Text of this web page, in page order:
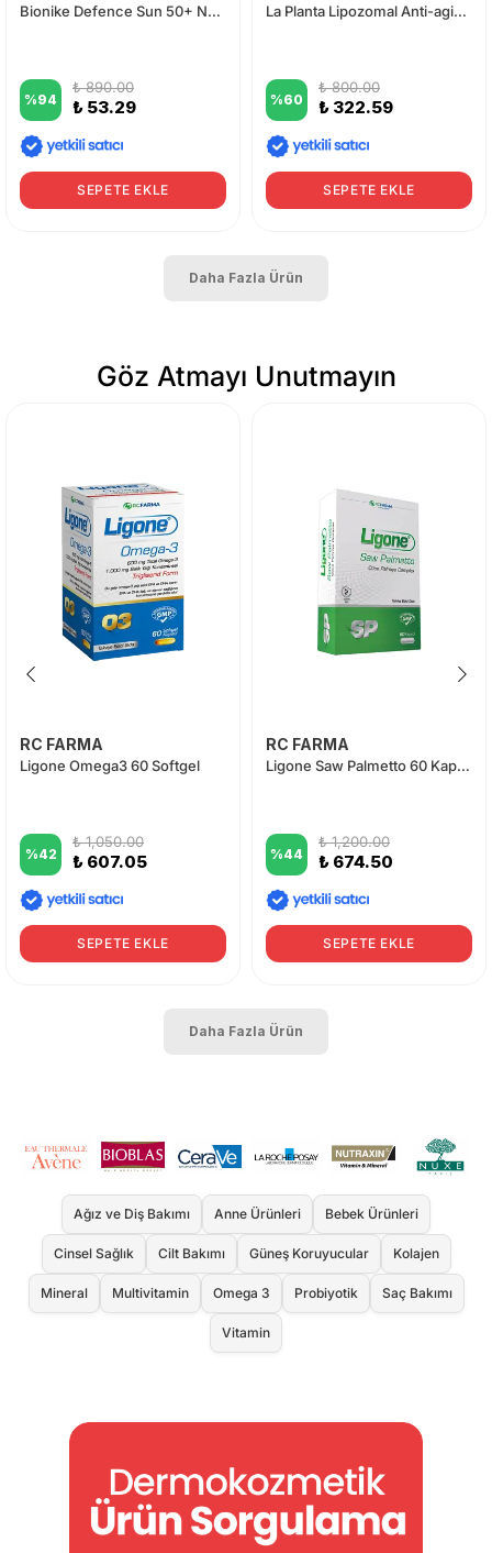
Bionike Defence Sun 50+ No-Shine Fluid 50 ml
%94
₺ 890.00
₺ 53.29
SEPETE EKLE
La Planta Lipozomal Anti-aging 50 SPF Güneş Kremi 150ml
%60
₺ 800.00
₺ 322.59
SEPETE EKLE
Daha Fazla Ürün
Göz Atmayı Unutmayın
RC FARMA
Ligone Omega3 60 Softgel
%42
₺ 1,050.00
₺ 607.05
SEPETE EKLE
RC FARMA
Ligone Saw Palmetto 60 Kapsül
%44
₺ 1,200.00
₺ 674.50
SEPETE EKLE
Daha Fazla Ürün
Ağız ve Diş Bakımı Anne Ürünleri Bebek Ürünleri
Cinsel Sağlık Cilt Bakımı Güneş Koruyucular Kolajen
Mineral Multivitamin Omega 3 Probiyotik Saç Bakımı
Vitamin